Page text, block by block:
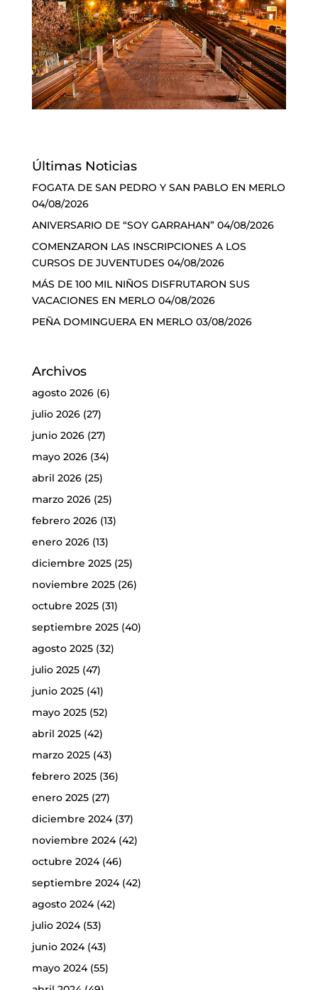
Últimas Noticias
FOGATA DE SAN PEDRO Y SAN PABLO EN MERLO
04/08/2026
ANIVERSARIO DE “SOY GARRAHAN” 04/08/2026
COMENZARON LAS INSCRIPCIONES A LOS
CURSOS DE JUVENTUDES 04/08/2026
MÁS DE 100 MIL NIÑOS DISFRUTARON SUS
VACACIONES EN MERLO 04/08/2026
PEÑA DOMINGUERA EN MERLO 03/08/2026
Archivos
agosto 2026(6)
julio 2026(27)
junio 2026(27)
mayo 2026(34)
abril 2026(25)
marzo 2026(25)
febrero 2026(13)
enero 2026(13)
diciembre 2025(25)
noviembre 2025(26)
octubre 2025(31)
septiembre 2025(40)
agosto 2025(32)
julio 2025(47)
junio 2025(41)
mayo 2025(52)
abril 2025(42)
marzo 2025(43)
febrero 2025(36)
enero 2025(27)
diciembre 2024(37)
noviembre 2024(42)
octubre 2024(46)
septiembre 2024(42)
agosto 2024(42)
julio 2024(53)
junio 2024(43)
mayo 2024(55)